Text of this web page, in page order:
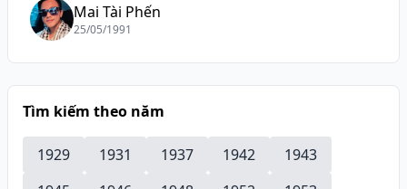
Mai Tài Phến
25/05/1991
Tìm kiếm theo năm
1929 1931 1937 1942
1943